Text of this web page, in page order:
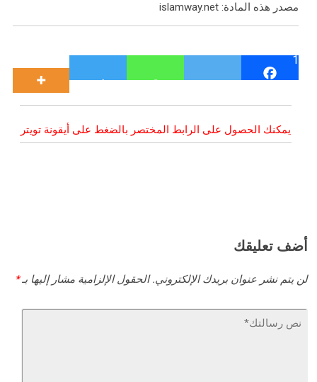
مصدر هذه المادة: islamway.net
1
يمكنك الحصول على الرابط المختصر بالضغط على أيقونة تويتر
أضف تعليقك
لن يتم نشر عنوان بريدك الإلكتروني. الحقول الإلزامية مشار إليها بـ*